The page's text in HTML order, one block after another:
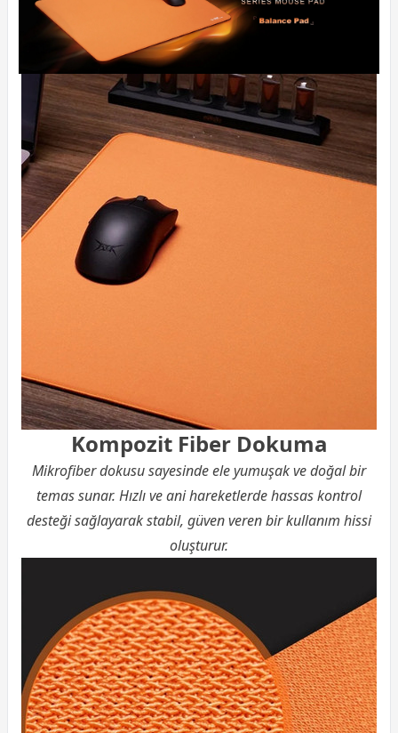
Kompozit Fiber Dokuma
Mikrofiber dokusu sayesinde ele yumuşak ve doğal bir
temas sunar. Hızlı ve ani hareketlerde hassas kontrol
desteği sağlayarak stabil, güven veren bir kullanım hissi
oluşturur.